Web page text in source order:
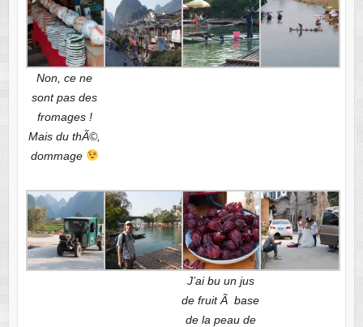
Non, ce ne
sont pas des
fromages !
Mais du thÃ©,
dommage
J’ai bu un jus
de fruit Ã base
de la peau de